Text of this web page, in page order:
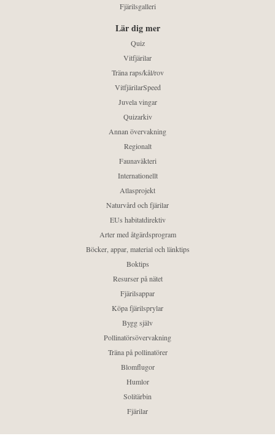
Fjärilsgalleri
Lär dig mer
Quiz
Vitfjärilar
Träna raps/kål/rov
VitfjärilarSpeed
Juvela vingar
Quizarkiv
Annan övervakning
Regionalt
Faunaväkteri
Internationellt
Atlasprojekt
Naturvård och fjärilar
EUs habitatdirektiv
Arter med åtgärdsprogram
Böcker, appar, material och länktips
Boktips
Resurser på nätet
Fjärilsappar
Köpa fjärilsprylar
Bygg själv
Pollinatörsövervakning
Träna på pollinatörer
Blomflugor
Humlor
Solitärbin
Fjärilar